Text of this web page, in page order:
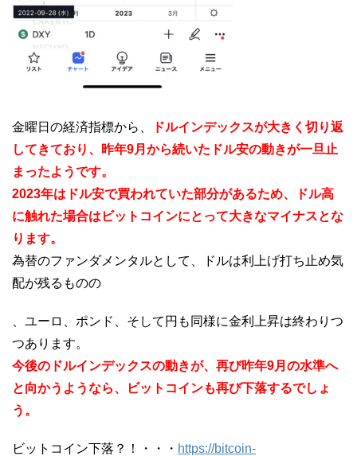
金曜日の経済指標から、
ドルインデックスが大きく切り返
してきており、昨年9月から続いたドル安の動きが一旦止
まったようです。
2023年はドル安で買われていた部分があるため、ドル高
に触れた場合はビットコインにとって大きなマイナスとな
ります。
為替のファンダメンタルとして、ドルは利上げ打ち止め気
配が残るものの
、ユーロ、ポンド、そして円も同様に金利上昇は終わりつ
つあります。
今後のドルインデックスの動きが、再び昨年9月の水準へ
と向かうようなら、ビットコインも再び下落するでしょ
う。
ビットコイン下落？！・・・ https://bitcoin-